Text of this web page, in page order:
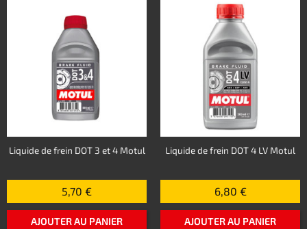
Liquide de frein DOT 3 et 4 Motul
5,70 €
AJOUTER AU PANIER
Liquide de frein DOT 4 LV Motul
6,80 €
AJOUTER AU PANIER